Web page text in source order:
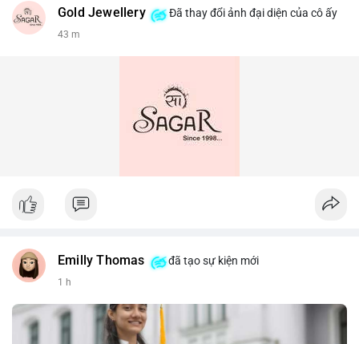
Gold Jewellery Đã thay đổi ảnh đại diện của cô ấy
43 m
Emilly Thomas đã tạo sự kiện mới
1 h